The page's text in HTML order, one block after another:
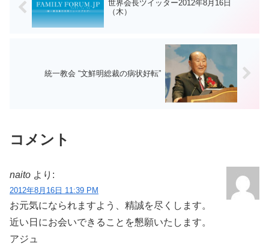
世界会長ツイッター2012年8月16日
（木）
統一教会 “文鮮明総裁の病状好転”
コメント
naito より:
2012年8月16日 11:39 PM
お元気になられますよう、精誠を尽くします。
近い日にお会いできることを懇願いたします。
アジュ